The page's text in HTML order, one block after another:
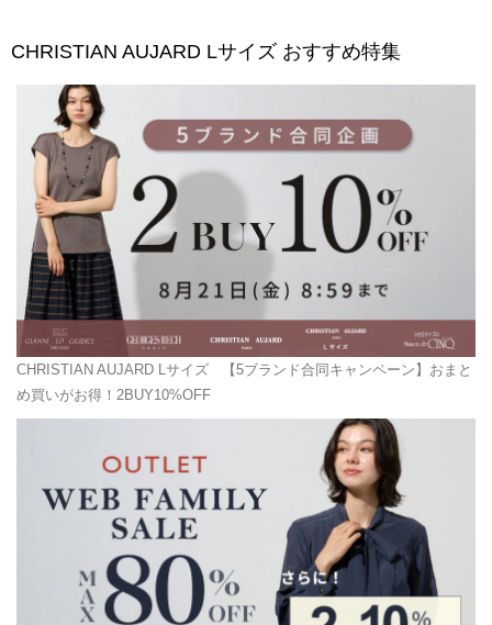
CHRISTIAN AUJARD Lサイズ おすすめ特集
CHRISTIAN AUJARD Lサイズ 【5ブランド合同キャンペーン】おまと
め買いがお得！2BUY10%OFF